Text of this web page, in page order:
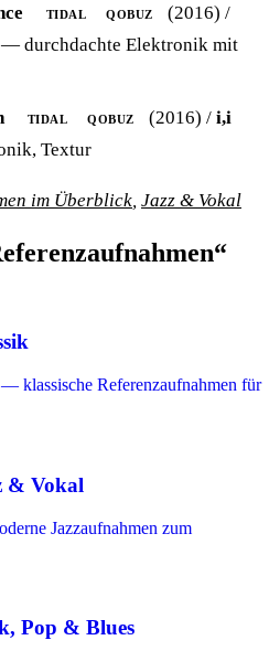
TIDAL QOBUZ
(2016) /
durchdachte Elektronik mit
TIDAL QOBUZ (2016) / i,i
Textur
im Überblick, Jazz & Vokal
klassische Referenzaufnahmen für
& Vokal
Jazzaufnahmen zum
Pop & Blues